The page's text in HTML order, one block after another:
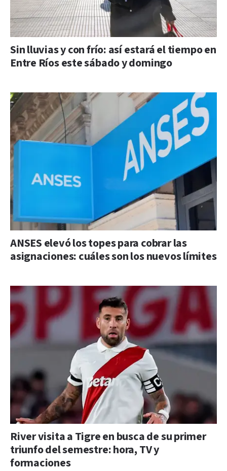
Sin lluvias y con frío: así estará el tiempo en
Entre Ríos este sábado y domingo
ANSES elevó los topes para cobrar las
asignaciones: cuáles son los nuevos límites
River visita a Tigre en busca de su primer
triunfo del semestre: hora, TV y
formaciones